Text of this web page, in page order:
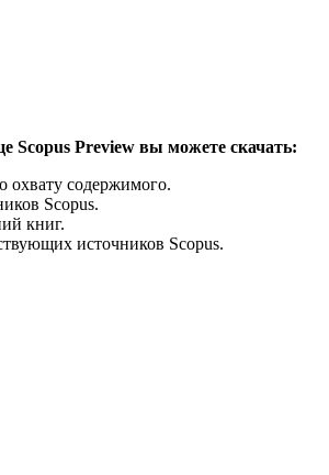
Scopus Preview вы можете скачать:
охвату содержимого.
Scopus.
книг.
источников Scopus.